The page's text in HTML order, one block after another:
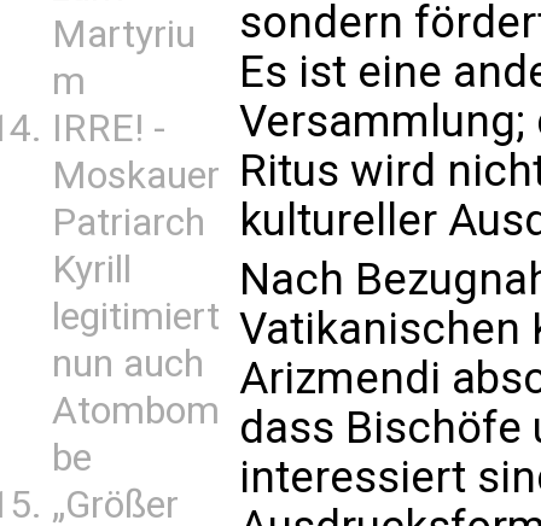
Martyriu
m
IRRE! -
Moskauer
Patriarch
Kyrill
legitimiert
nun auch
Atombom
be
„Größer
sondern
Es ist eine
Ritus wird
kultureller
Nach
Vatikanischen
Arizmendi
dass Bischöfe
interessiert